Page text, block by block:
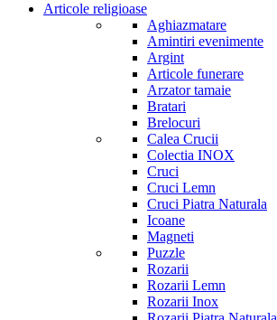
Articole religioase
Aghiazmatare
Amintiri evenimente
Argint
Articole funerare
Arzator tamaie
Bratari
Brelocuri
Calea Crucii
Colectia INOX
Cruci
Cruci Lemn
Cruci Piatra Naturala
Icoane
Magneti
Puzzle
Rozarii
Rozarii Lemn
Rozarii Inox